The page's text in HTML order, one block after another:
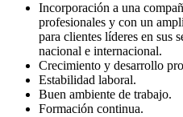
Incorporación a una
profesionales y con un
para clientes líderes en sus
nacional e internacional.
Crecimiento y desarrollo
Estabilidad laboral.
Buen ambiente de trabajo.
Formación continua.